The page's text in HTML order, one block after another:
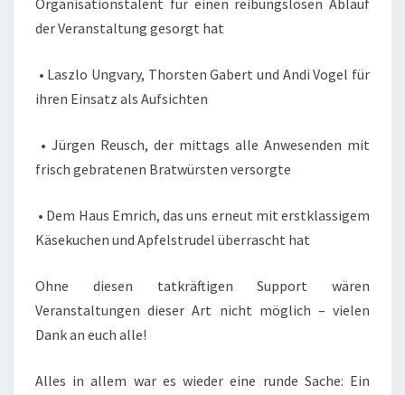
Organisationstalent für einen reibungslosen Ablauf
der Veranstaltung gesorgt hat
• Laszlo Ungvary, Thorsten Gabert und Andi Vogel für
ihren Einsatz als Aufsichten
• Jürgen Reusch, der mittags alle Anwesenden mit
frisch gebratenen Bratwürsten versorgte
• Dem Haus Emrich, das uns erneut mit erstklassigem
Käsekuchen und Apfelstrudel überrascht hat
Ohne diesen tatkräftigen Support wären
Veranstaltungen dieser Art nicht möglich – vielen
Dank an euch alle!
Alles in allem war es wieder eine runde Sache: Ein